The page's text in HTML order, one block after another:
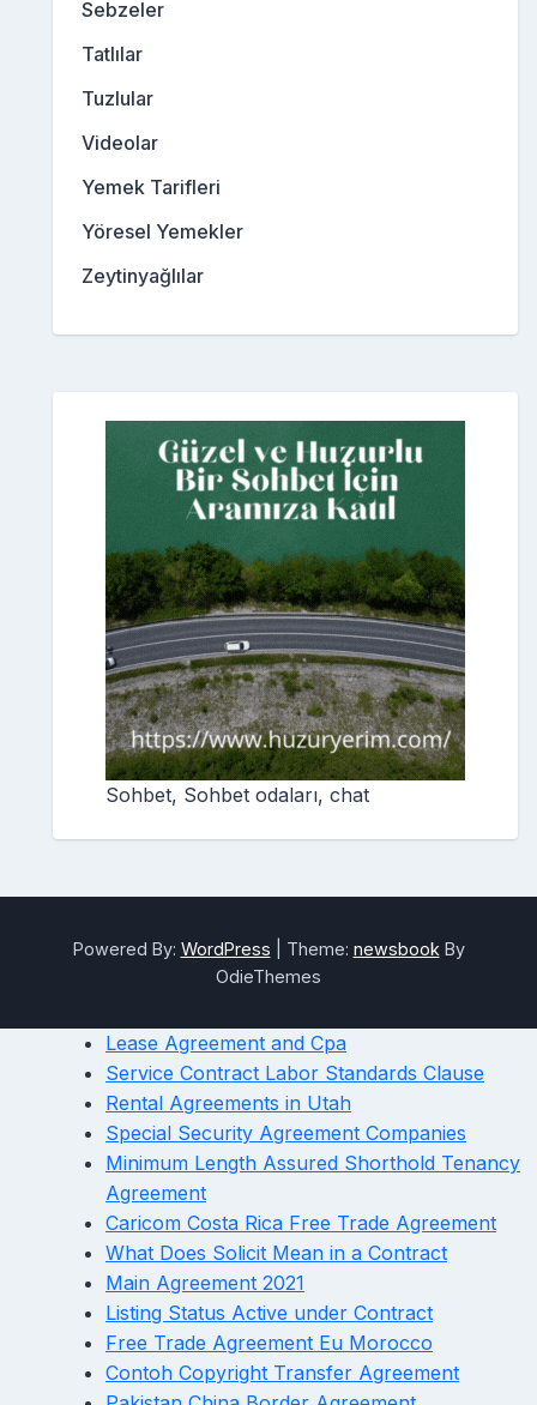
Sebzeler
Tatlılar
Tuzlular
Videolar
Yemek Tarifleri
Yöresel Yemekler
Zeytinyağlılar
Sohbet, Sohbet odaları, chat
Powered By: WordPress Theme: newsbook By
OdieThemes
Lease Agreement and Cpa
Service Contract Labor Standards Clause
Rental Agreements in Utah
Special Security Agreement Companies
Minimum Length Assured Shorthold Tenancy
Agreement
Caricom Costa Rica Free Trade Agreement
What Does Solicit Mean in a Contract
Main Agreement 2021
Listing Status Active under Contract
Free Trade Agreement Eu Morocco
Contoh Copyright Transfer Agreement